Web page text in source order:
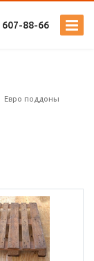
607-88-66
Евро поддоны